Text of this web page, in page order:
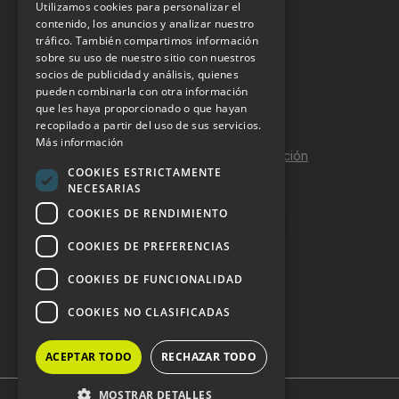
INFORMACIÓN LEGAL
Aviso Legal
Política de Privacidad
Política de Cookies
Política de calidad y seguridad de la información
Contacto
DOSSIER Y CONTRATACIÓN
Dossier 2026 (ES)
Dossier 2026 (EN)
Utilizamos cookies para personalizar el
contenido, los anuncios y analizar nuestro
tráfico. También compartimos información
sobre su uso de nuestro sitio con nuestros
socios de publicidad y análisis, quienes
pueden combinarla con otra información
que les haya proporcionado o que hayan
recopilado a partir del uso de sus servicios.
Más información
COOKIES ESTRICTAMENTE
NECESARIAS
COOKIES DE RENDIMIENTO
COOKIES DE PREFERENCIAS
COOKIES DE FUNCIONALIDAD
COOKIES NO CLASIFICADAS
ACEPTAR TODO RECHAZAR TODO
MOSTRAR DETALLES